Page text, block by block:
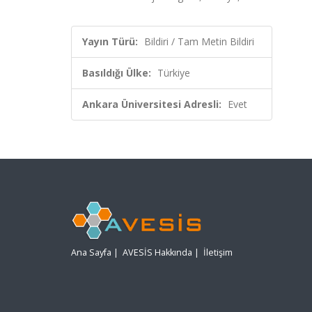
Yayın Türü: Bildiri / Tam Metin Bildiri
Basıldığı Ülke: Türkiye
Ankara Üniversitesi Adresli: Evet
Ana Sayfa | AVESİS Hakkında | İletişim